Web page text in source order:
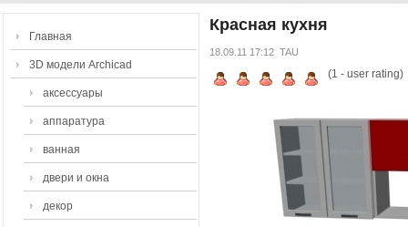
Главная
3D модели Archicad
аксессуары
аппаратура
ванная
двери и окна
декор
Красная кухня
18.09.11 17:12 TAU
(1 - user rating)